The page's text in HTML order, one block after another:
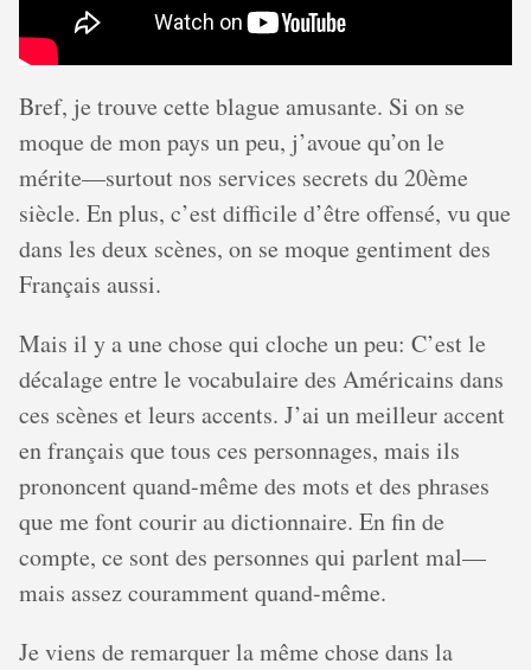
Bref, je trouve cette blague amusante. Si on se
moque de mon pays un peu, j’avoue qu’on le
mérite—surtout nos services secrets du 20ème
siècle. En plus, c’est difficile d’être offensé, vu que
dans les deux scènes, on se moque gentiment des
Français aussi.
Mais il y a une chose qui cloche un peu: C’est le
décalage entre le vocabulaire des Américains dans
ces scènes et leurs accents. J’ai un meilleur accent
en français que tous ces personnages, mais ils
prononcent quand-même des mots et des phrases
que me font courir au dictionnaire. En fin de
compte, ce sont des personnes qui parlent mal—
mais assez couramment quand-même.
Je viens de remarquer la même chose dans la